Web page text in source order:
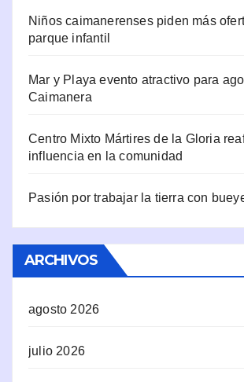
Niños caimanerenses piden más
parque infantil
Mar y Playa evento atractivo para
Caimanera
Centro Mixto Mártires de la Gloria
influencia en la comunidad
Pasión por trabajar la tierra con
ARCHIVOS
agosto 2026
julio 2026